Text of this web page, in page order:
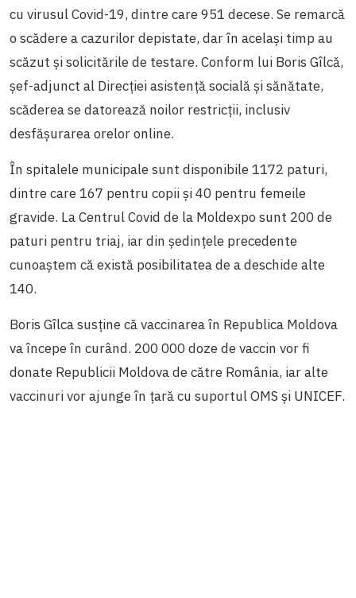
cu virusul Covid-19, dintre care 951 decese. Se remarcă
o scădere a cazurilor depistate, dar în același timp au
scăzut și solicitările de testare. Conform lui Boris Gîlcă,
șef-adjunct al Direcției asistență socială și sănătate,
scăderea se datorează noilor restricții, inclusiv
desfășurarea orelor online.
În spitalele municipale sunt disponibile 1172 paturi,
dintre care 167 pentru copii și 40 pentru femeile
gravide. La Centrul Covid de la Moldexpo sunt 200 de
paturi pentru triaj, iar din ședințele precedente
cunoaștem că există posibilitatea de a deschide alte
140.
Boris Gîlca susține că vaccinarea în Republica Moldova
va începe în curând. 200 000 doze de vaccin vor fi
donate Republicii Moldova de către România, iar alte
vaccinuri vor ajunge în țară cu suportul OMS și UNICEF.